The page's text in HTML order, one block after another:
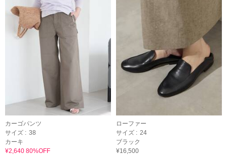
カーゴパンツ
サイズ : 38
カーキ
¥2,640 80%OFF
ローファー
サイズ : 24
ブラック
¥16,500